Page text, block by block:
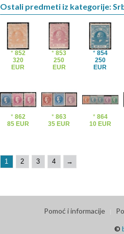
Ostali predmeti iz kategorije:
* 852
320
EUR
*853
250
EUR
* 854
250
EUR
* 862
85 EUR
*863
35 EUR
* 864
10 EUR
1 2 3 4 →
Pomoć i informacije
©